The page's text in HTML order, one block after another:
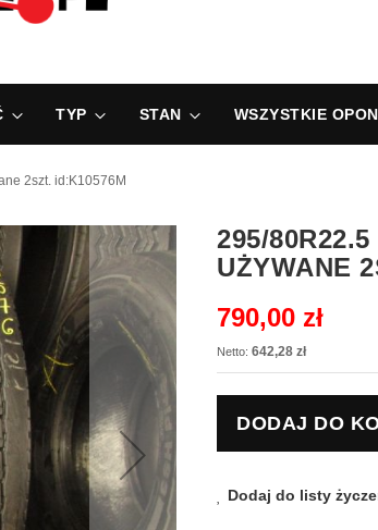
TYP STAN WSZYSTKIE
2szt. id:K10576M
295/
UŻYWANE
790,00 zł
642,28 zł
DODAJ DO
Dodaj do listy